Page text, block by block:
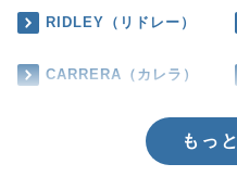
RIDLEY（リドレー）
CARRERA（カレラ）
もっ